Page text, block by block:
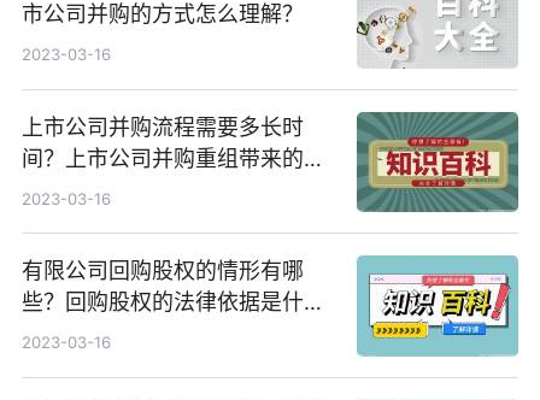
市公司并购的方式怎么理解？
2023-03-16
上市公司并购流程需要多长时
间？上市公司并购重组带来的影
响有哪些？
2023-03-16
有限公司回购股权的情形有哪
些？回购股权的法律依据是什
么？
2023-03-16